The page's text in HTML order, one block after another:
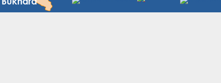
Узбекистана